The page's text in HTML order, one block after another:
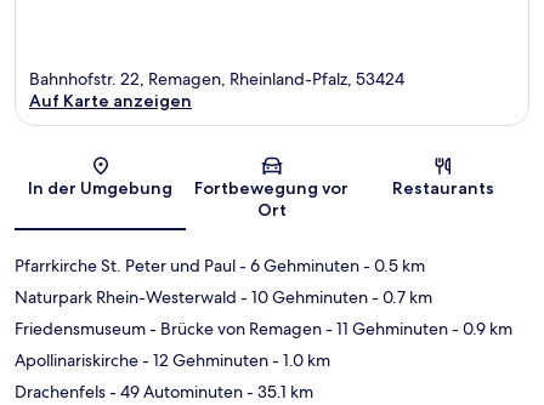
Karte
Bahnhofstr. 22, Remagen, Rheinland-Pfalz, 53424
Auf Karte anzeigen
In der Umgebung
Fortbewegung vor
Ort
Restaurants
Pfarrkirche St. Peter und Paul- 6 Gehminuten- 0.5 km
Naturpark Rhein-Westerwald - 10 Gehminuten- 0.7 km
Friedensmuseum - Brücke von Remagen- 11 Gehminuten- 0.9 km
Apollinariskirche- 12 Gehminuten- 1.0 km
Drachenfels- 49 Autominuten- 35.1 km